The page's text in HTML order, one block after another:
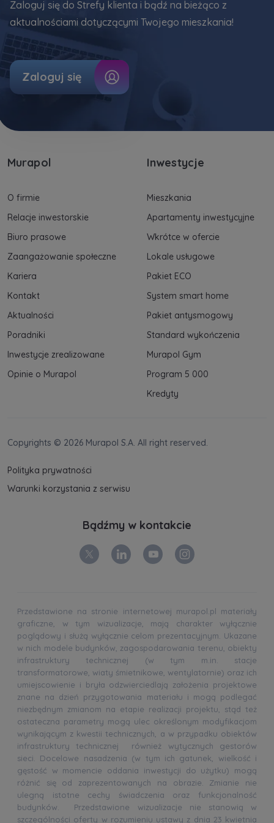
także udostępniane
Twoje dane są współadministrowane przez
spółki z Grupy Kapitałowej Murapol
Murapol
O firmie
Relacje inwestorskie
Biuro prasowe
Zaangażowanie społeczne
Kariera
Kontakt
Aktualności
Poradniki
Inwestycje zrealizowane
Opinie o Murapol
Inwestycje
Mieszkania
Apartamenty inwestycyjne
Wkrótce w ofercie
Lokale usługowe
Pakiet ECO
System smart home
Pakiet antysmogowy
Standard wykończenia
Murapol Gym
Program 5 000
Kredyty
Zaloguj się do Strefy klienta i bądź na bieżąco z
aktualnościami dotyczącymi Twojego mieszkania!
Zaloguj się
Copyrights © 2026 Murapol S.A. All right reserved.
Polityka prywatności
Warunki korzystania z serwisu
Bądźmy w kontakcie
Przedstawione na stronie internetowej murapol.pl materiały
graficzne, w tym wizualizacje, mają charakter wyłącznie
poglądowy i służą wyłącznie celom prezentacyjnym. Ukazane
w nich modele budynków, zagospodarowania terenu, obiekty
infrastruktury technicznej (w tym m.in. stacje
transformatorowe, wiaty śmietnikowe, wentylatornie) oraz ich
umiejscowienie i bryła odzwierciedlają założenia projektowe
znane na dzień przygotowania materiału i mogą podlegać
niezbędnym zmianom na etapie realizacji projektu, stąd też
ostateczna parametry mogą ulec określonym modyfikacjom
wynikającym z kwestii technicznych, a w przypadku obiektów
infrastruktury technicznej również wytycznych gestorów
sieci. Docelowe nasadzenia (w tym ich gatunek, wielkość i
gęstość w momencie oddania inwestycji do użytku) mogą
różnić się od zaprezentowanych na obrazie. Zmianie nie
ulegną istotne cechy świadczenia oraz funkcjonalność
budynków. Przedstawione wizualizacje nie stanowią w
szczególności oferty w rozumieniu ustawy z dnia 23 kwietnia